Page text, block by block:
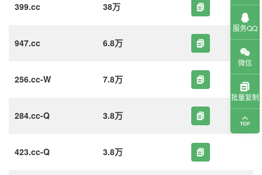
399.cc 38万
947.cc 6.8万
256.cc-W 7.8万
284.cc-Q 3.8万
423.cc-Q 3.8万
服务QQ
微信
批量复制